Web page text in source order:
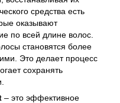
средства есть
оказывают
по всей длине волос.
становятся более
Это делает процесс
сохранять
– это эффективное